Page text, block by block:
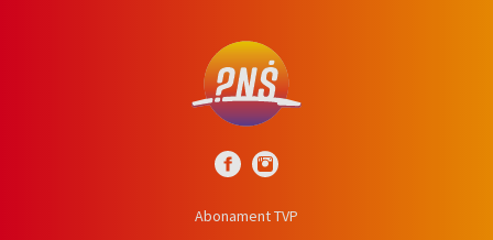
Abonament TVP